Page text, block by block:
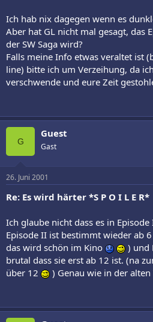
Ich hab nix dagegen wenn es
Aber hat GL nicht mal gesagt, das
der SW Saga wird?
Falls meine Info etwas veraltet ist
line) bitte ich um Verzeihung, da
verschwende und eure Zeit
G
Guest
Gast
26. Juni 2001
Re: Es wird härter *S P O I L E R*
Ich glaube nicht dass es in
Episode II ist bestimmt wieder ab
das wird schön im Kino
) und
brutal dass sie erst ab 12 ist. (na
über 12
) Genau wie in der alten